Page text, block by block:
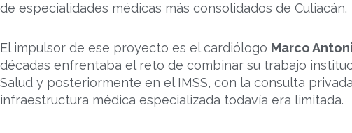
de especialidades médicas más consolidados de Culiacán.
El impulsor de ese proyecto es el cardiólogo Marco
décadas enfrentaba el reto de combinar su trabajo
Salud y posteriormente en el IMSS, con la consulta
infraestructura médica especializada todavía era limitada.